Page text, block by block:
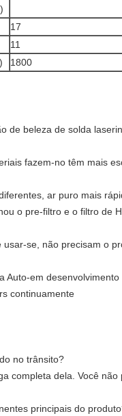
17
11
1800
de beleza de solda
fazem-no têm mais
ar puro mais
o pre-filtro e o filtro de
se, não precisam o
Auto-em
continuamente
no trânsito?
completa dela. Você
principais do